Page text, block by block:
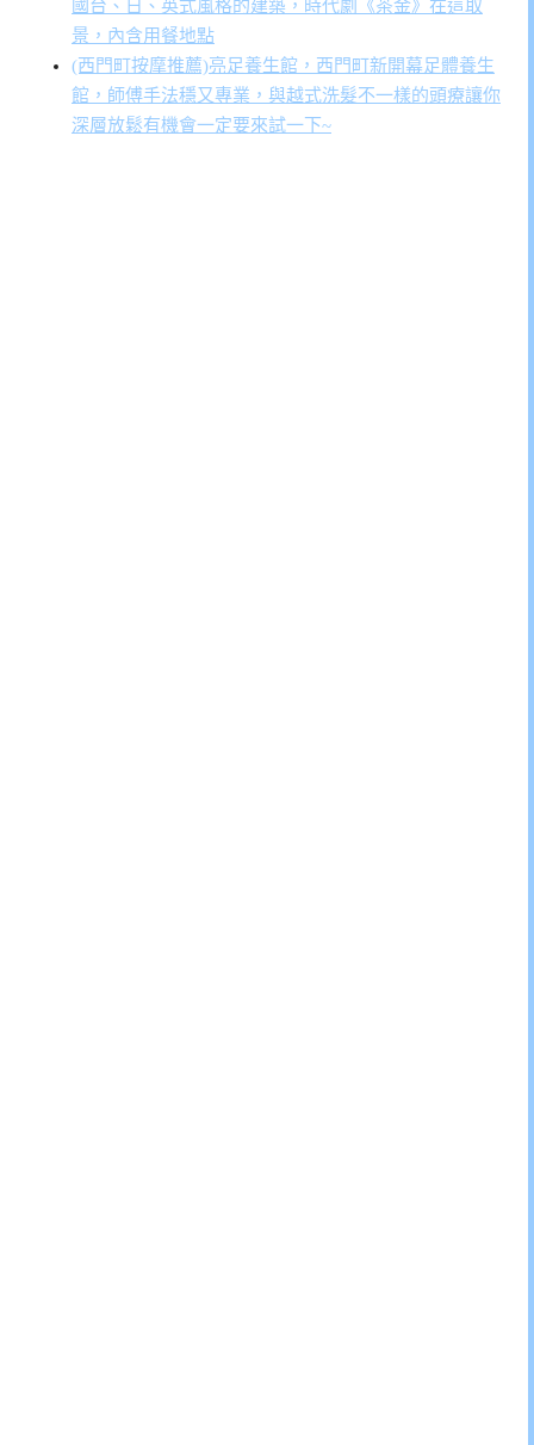
國台、日、英式風格的建築，時代劇《茶金》在這取
景，內含用餐地點
(西門町按摩推薦)亮足養生館，西門町新開幕足體養生
館，師傅手法穩又專業，與越式洗髮不一樣的頭療讓你
深層放鬆有機會一定要來試一下~